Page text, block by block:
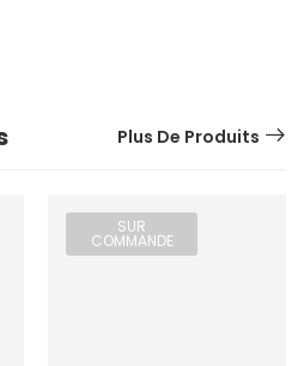
Plus De Produits
SUR
COMMANDE